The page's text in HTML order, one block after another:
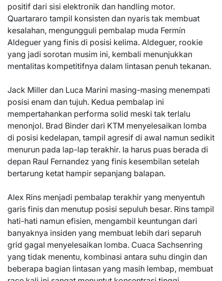
positif dari sisi elektronik dan handling motor.
Quartararo tampil konsisten dan nyaris tak membuat
kesalahan, mengungguli pembalap muda Fermín
Aldeguer yang finis di posisi kelima. Aldeguer, rookie
yang jadi sorotan musim ini, kembali menunjukkan
mentalitas kompetitifnya dalam lintasan penuh tekanan.
Jack Miller dan Luca Marini masing-masing menempati
posisi enam dan tujuh. Kedua pembalap ini
mempertahankan performa solid meski tak terlalu
menonjol. Brad Binder dari KTM menyelesaikan lomba
di posisi kedelapan, tampil agresif di awal namun sedikit
menurun pada lap-lap terakhir. Ia harus puas berada di
depan Raul Fernandez yang finis kesembilan setelah
bertarung ketat hampir sepanjang balapan.
Alex Rins menjadi pembalap terakhir yang menyentuh
garis finis dan menutup posisi sepuluh besar. Rins tampil
hati-hati namun efisien, mengambil keuntungan dari
banyaknya insiden yang membuat lebih dari separuh
grid gagal menyelesaikan lomba. Cuaca Sachsenring
yang tidak menentu, kombinasi antara suhu dingin dan
beberapa bagian lintasan yang masih lembap, membuat